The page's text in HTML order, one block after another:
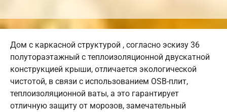
Дом с каркасной структурой , согласно эскизу 36
полутораэтажный с теплоизоляционной двускатной
конструкцией крыши, отличается экологической
чистотой, в связи с использованием OSB-плит,
теплоизоляционной ваты, а это гарантирует
отличную защиту от морозов, замечательный